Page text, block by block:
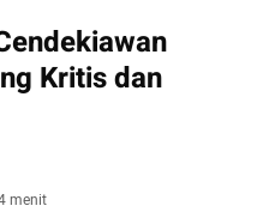
Kritis dan
menit